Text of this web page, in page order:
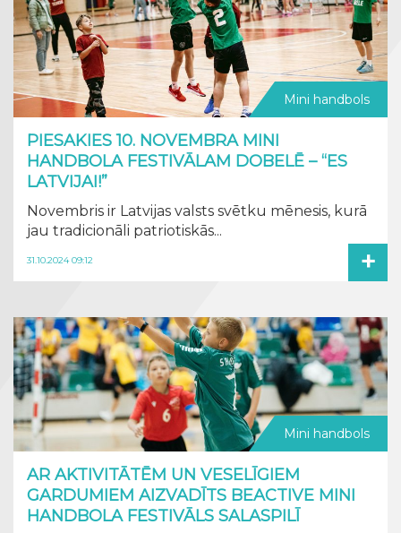
Mini handbols
PIESAKIES 10. NOVEMBRA MINI
HANDBOLA FESTIVĀLAM DOBELĒ – “ES
LATVIJAI!”
Novembris ir Latvijas valsts svētku mēnesis, kurā
jau tradicionāli patriotiskās...
31.10.2024 09:12 +
Mini handbols
AR AKTIVITĀTĒM UN VESELĪGIEM
GARDUMIEM AIZVADĪTS BEACTIVE MINI
HANDBOLA FESTIVĀLS SALASPILĪ